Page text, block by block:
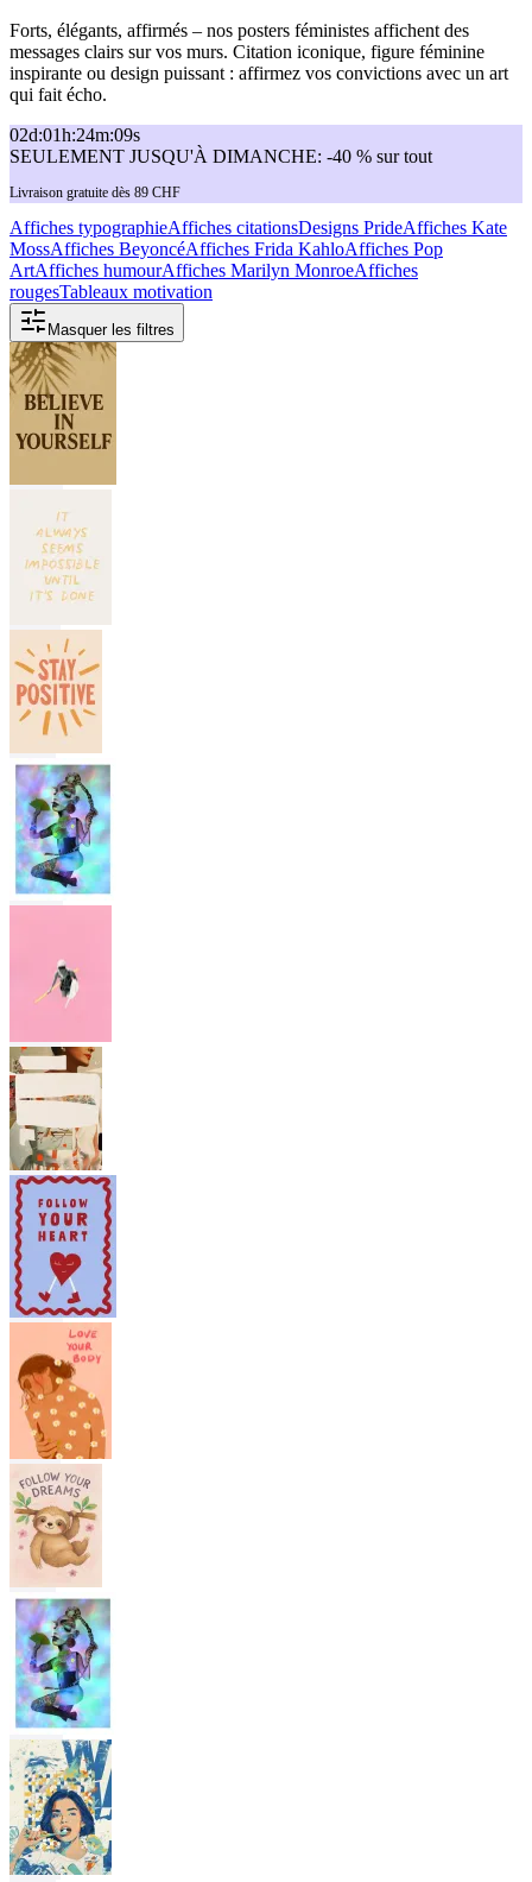
Forts, élégants, affirmés – nos posters féministes affichent des
messages clairs sur vos murs. Citation iconique, figure féminine
inspirante ou design puissant : affirmez vos convictions avec un art
qui fait écho.
02d:01h:24m:09s
SEULEMENT JUSQU'À DIMANCHE: -40 % sur tout
Livraison gratuite dès 89 CHF
Affiches typographieAffiches citationsDesigns PrideAffiches Kate
MossAffiches BeyoncéAffiches Frida KahloAffiches Pop
ArtAffiches humourAffiches Marilyn MonroeAffiches
rougesTableaux motivation
Masquer les filtres